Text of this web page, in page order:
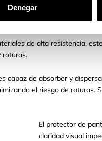
Denegar
tu móvil con el cristal
extrema,
de alta resistencia,
roturas.
capaz de absorber y
el riesgo de roturas.
El protector de
claridad visual